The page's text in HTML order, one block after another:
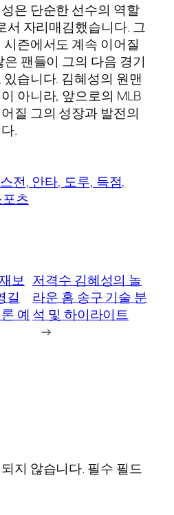
은 단순한 선수의 역할
서 자리매김했습니다. 그
즌에서도 계속 이어질
팬들이 그의 다음 경기
습니다. 김혜성의 원맨
아니라, 앞으로의 MLB
질 그의 성장과 발전의
.
전, 안타, 도루, 득점,
츠
보
길
예
저격수 김혜성의 놀
라운 홈 송구 기술 분
석 및 하이라이트
→
지 않습니다. 필수 필드